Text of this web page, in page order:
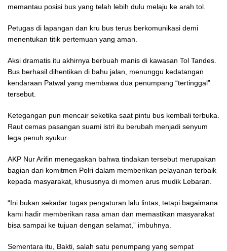
memantau posisi bus yang telah lebih dulu melaju ke arah tol.
Petugas di lapangan dan kru bus terus berkomunikasi demi
menentukan titik pertemuan yang aman.
Aksi dramatis itu akhirnya berbuah manis di kawasan Tol Tandes.
Bus berhasil dihentikan di bahu jalan, menunggu kedatangan
kendaraan Patwal yang membawa dua penumpang “tertinggal”
tersebut.
Ketegangan pun mencair seketika saat pintu bus kembali terbuka.
Raut cemas pasangan suami istri itu berubah menjadi senyum
lega penuh syukur.
AKP Nur Arifin menegaskan bahwa tindakan tersebut merupakan
bagian dari komitmen Polri dalam memberikan pelayanan terbaik
kepada masyarakat, khususnya di momen arus mudik Lebaran.
“Ini bukan sekadar tugas pengaturan lalu lintas, tetapi bagaimana
kami hadir memberikan rasa aman dan memastikan masyarakat
bisa sampai ke tujuan dengan selamat,” imbuhnya.
Sementara itu, Bakti, salah satu penumpang yang sempat